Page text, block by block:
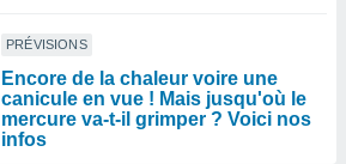
PRÉVISIONS
Encore de la chaleur voire une
canicule en vue ! Mais jusqu'où le
mercure va-t-il grimper ? Voici nos
infos